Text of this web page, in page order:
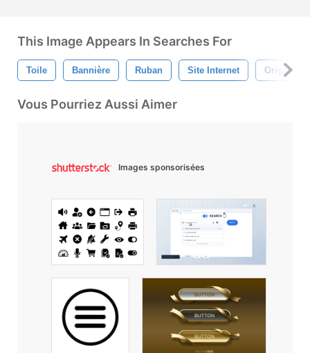
This Image Appears In Searches For
Toile Bannière Ruban Site Internet Origami
Vous Pourriez Aussi Aimer
Images sponsorisées